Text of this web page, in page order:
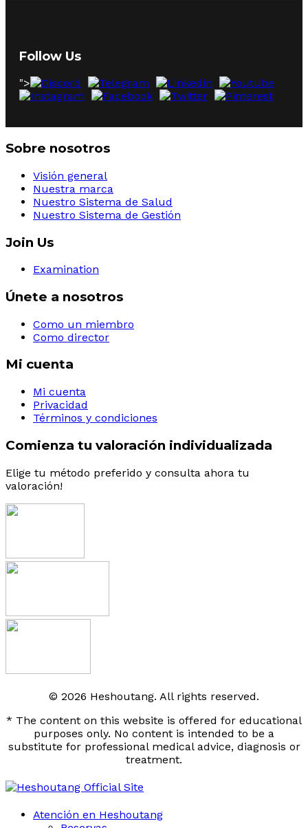
Follow Us
">
Sobre nosotros
Visión general
Nuestra marca
Nuestro Sistema de Salud
Nuestro Sistema de Gestión
Join Us
Examination
Únete a nosotros
Como un miembro
Como director
Mi cuenta
Mi cuenta
Privacidad
Términos y condiciones
Comienza tu valoración individualizada
Elige tu método preferido y consulta ahora tu
valoración!
© 2026 Heshoutang. All rights reserved.
* The content on this website is offered for educational
purposes only. No content is intended to be a
substitute for professional medical advice, diagnosis or
treatment.
Atención en Heshoutang